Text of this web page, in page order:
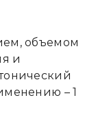
объемом
и
– 1